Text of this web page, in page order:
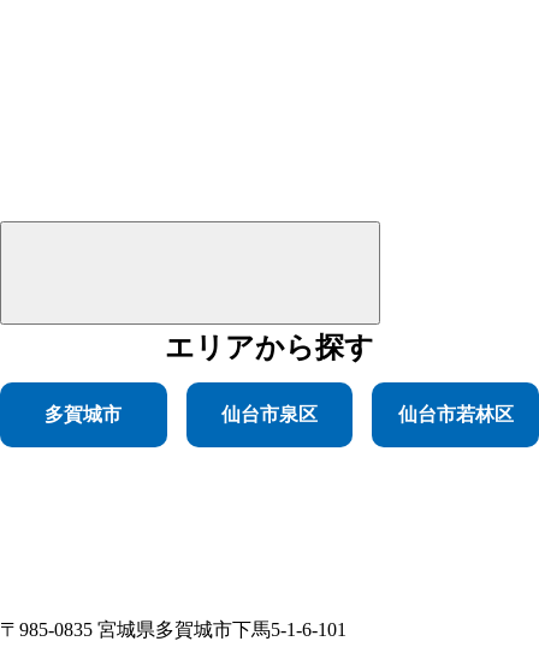
エリアから探す
多賀城市 仙台市泉区 仙台市若林区
〒985-0835 宮城県多賀城市下馬5-1-6-101